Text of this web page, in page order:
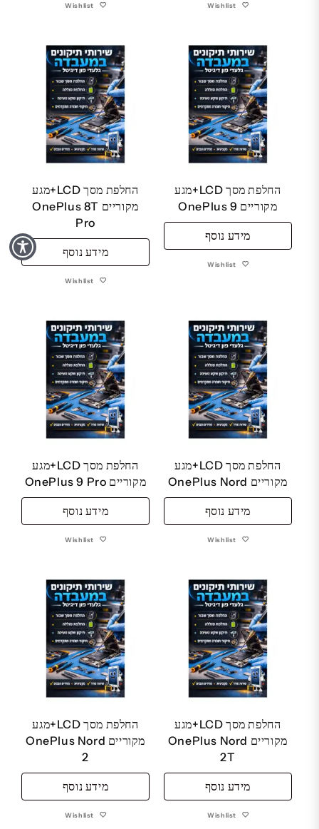
Wishlist Wishlist
החלפת מסך LCD+מגע
מקוריים OnePlus 8T
Pro
מידע נוסף
Wishlist
החלפת מסך LCD+מגע
מקוריים OnePlus 9
מידע נוסף
Wishlist
החלפת מסך LCD+מגע
מקוריים OnePlus 9 Pro
מידע נוסף
Wishlist
החלפת מסך LCD+מגע
מקוריים OnePlus Nord
מידע נוסף
Wishlist
החלפת מסך LCD+מגע
מקוריים OnePlus Nord
2
מידע נוסף
Wishlist
החלפת מסך LCD+מגע
מקוריים OnePlus Nord
2T
מידע נוסף
Wishlist